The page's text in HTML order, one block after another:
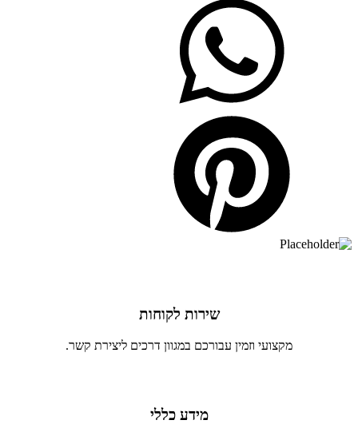
שירות לקוחות
מקצועי וזמין עבורכם במגוון דרכים ליצירת קשר.
מידע כללי